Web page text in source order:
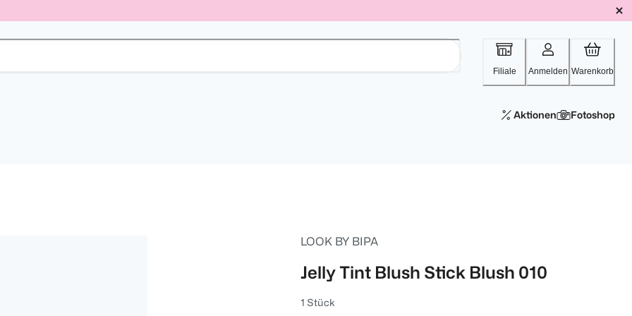
Filiale Anmelden Warenkorb
Aktionen Fotoshop
LOOK BY BIPA
Jelly Tint Blush Stick Blush 010
1 Stück